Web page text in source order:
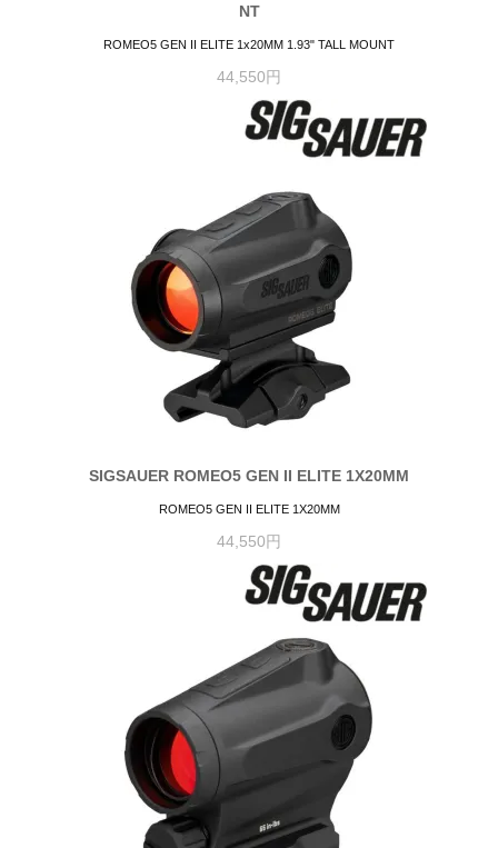
NT
ROMEO5 GEN II ELITE 1x20MM 1.93" TALL MOUNT
44,550円
SIGSAUER ROMEO5 GEN II ELITE 1X20MM
ROMEO5 GEN II ELITE 1X20MM
44,550円